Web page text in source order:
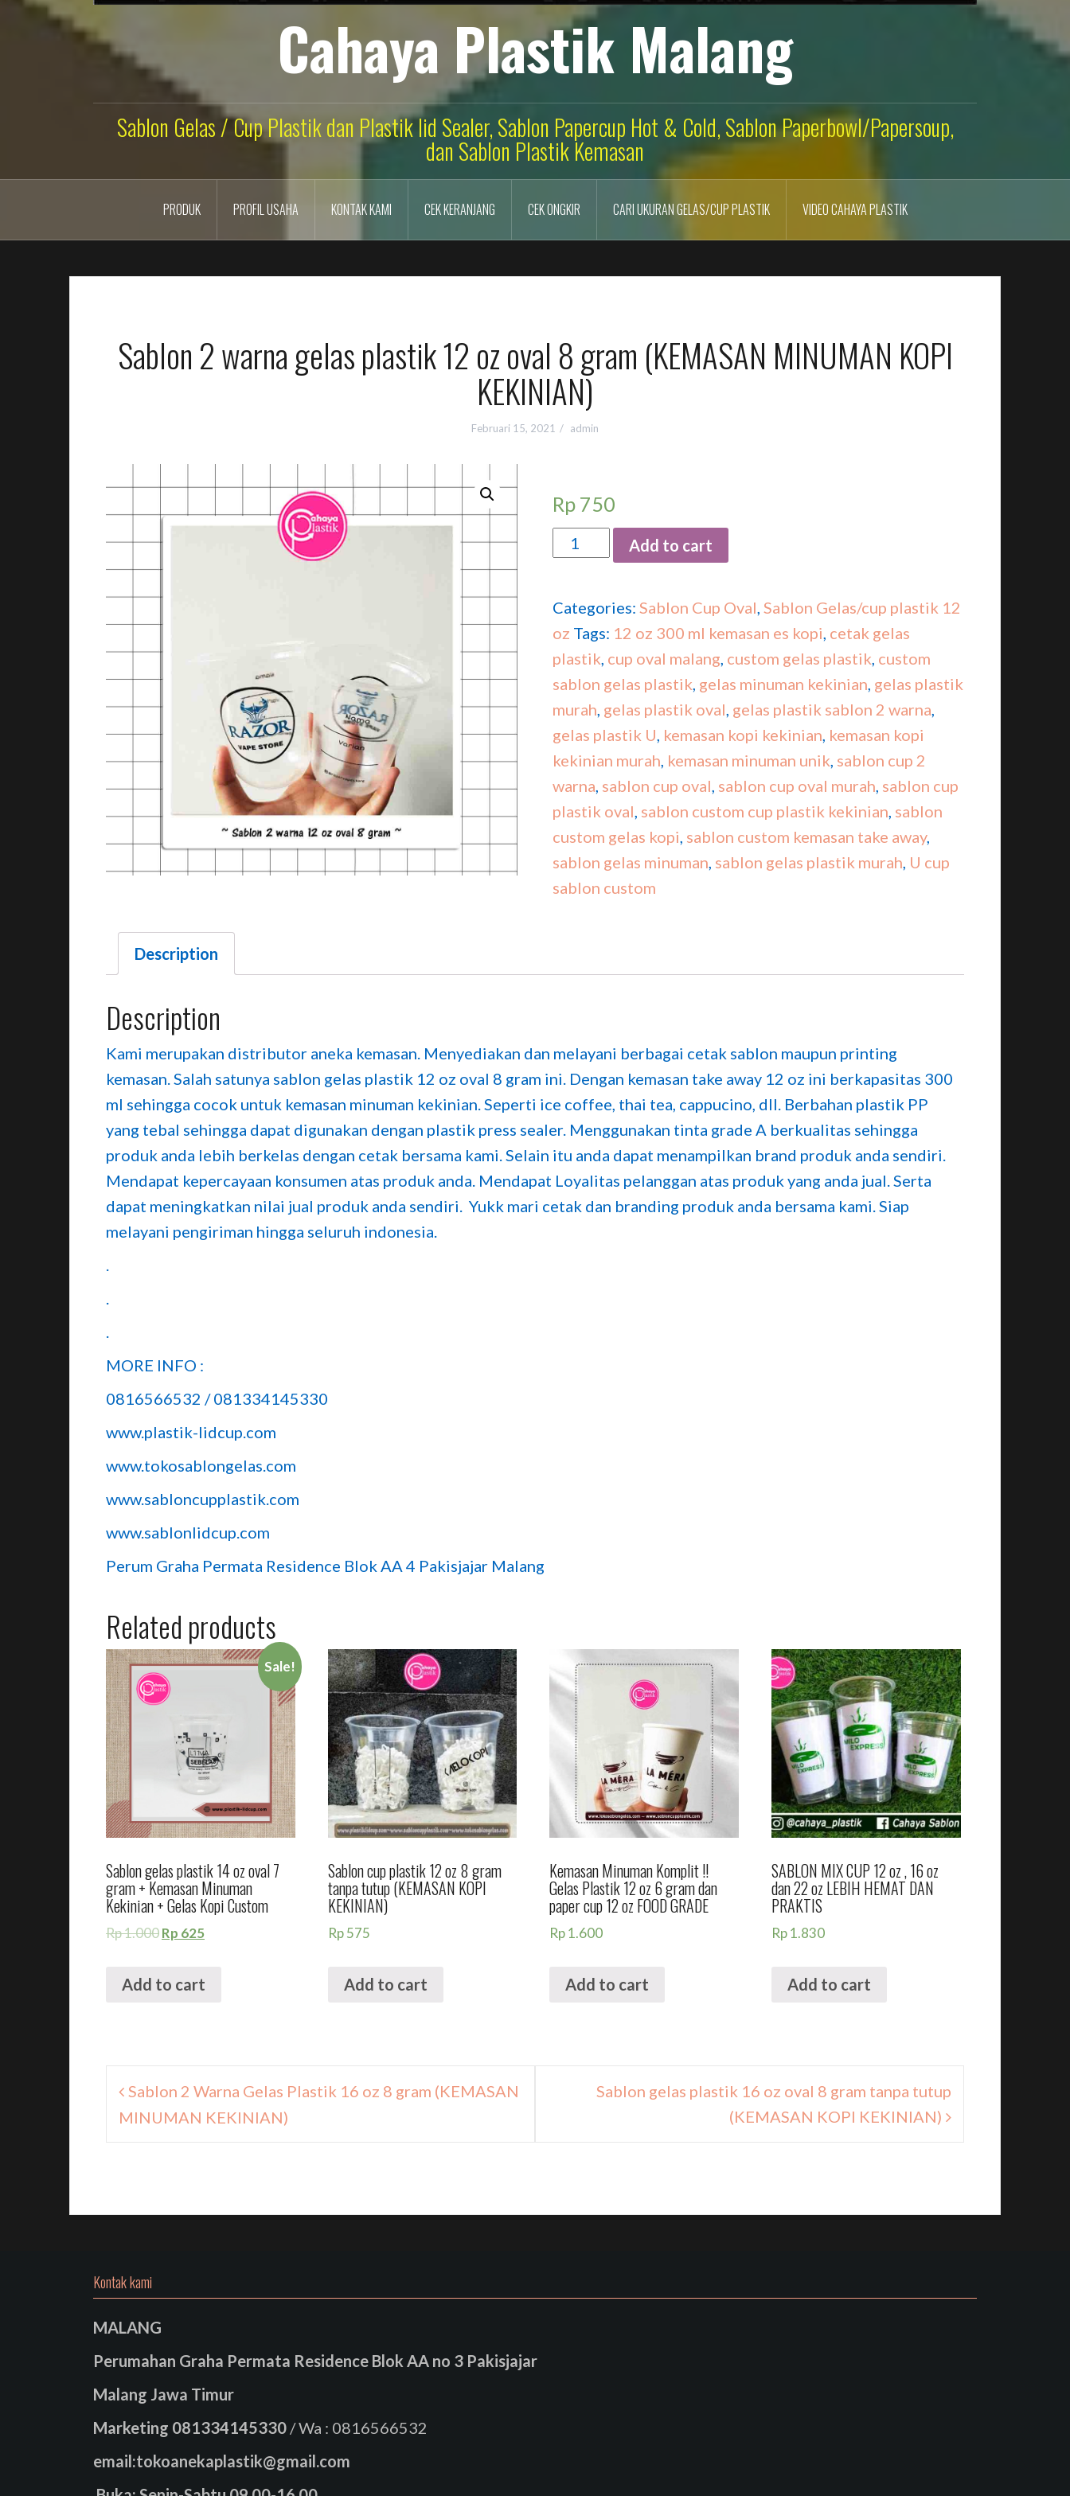
Cahaya Plastik Malang
Sablon Gelas / Cup Plastik dan Plastik lid Sealer, Sablon Papercup Hot & Cold, Sablon Paperbowl/Papersoup,
dan Sablon Plastik Kemasan
PRODUK PROFIL USAHA KONTAK KAMI CEK KERANJANG CEK ONGKIR CARI UKURAN GELAS/CUP PLASTIK VIDEO CAHAYA PLASTIK
Sablon 2 warna gelas plastik 12 oz oval 8 gram (KEMASAN MINUMAN KOPI
KEKINIAN)
Februari 15, 2021 admin
Rp750
Quantity Add to cart
Categories: Sablon Cup Oval, Sablon Gelas/cup plastik 12
oz Tags: 12 oz 300 ml kemasan es kopi, cetak gelas
plastik, cup oval malang, custom gelas plastik, custom
sablon gelas plastik, gelas minuman kekinian, gelas plastik
murah, gelas plastik oval, gelas plastik sablon 2 warna,
gelas plastik U, kemasan kopi kekinian, kemasan kopi
kekinian murah, kemasan minuman unik, sablon cup 2
warna, sablon cup oval, sablon cup oval murah, sablon cup
plastik oval, sablon custom cup plastik kekinian, sablon
custom gelas kopi, sablon custom kemasan take away,
sablon gelas minuman, sablon gelas plastik murah, U cup
sablon custom
Description
Description
Kami merupakan distributor aneka kemasan. Menyediakan dan melayani berbagai cetak sablon maupun printing
kemasan. Salah satunya sablon gelas plastik 12 oz oval 8 gram ini. Dengan kemasan take away 12 oz ini berkapasitas 300
ml sehingga cocok untuk kemasan minuman kekinian. Seperti ice coffee, thai tea, cappucino, dll. Berbahan plastik PP
yang tebal sehingga dapat digunakan dengan plastik press sealer. Menggunakan tinta grade A berkualitas sehingga
produk anda lebih berkelas dengan cetak bersama kami. Selain itu anda dapat menampilkan brand produk anda sendiri.
Mendapat kepercayaan konsumen atas produk anda. Mendapat Loyalitas pelanggan atas produk yang anda jual. Serta
dapat meningkatkan nilai jual produk anda sendiri. Yukk mari cetak dan branding produk anda bersama kami. Siap
melayani pengiriman hingga seluruh indonesia.
MORE INFO :
0816566532 / 081334145330
www.plastik-lidcup.com
www.tokosablongelas.com
www.sabloncupplastik.com
www.sablonlidcup.com
Perum Graha Permata Residence Blok AA 4 Pakisjajar Malang
Related products
Sale!
Sablon gelas plastik 14 oz oval 7
gram + Kemasan Minuman
Kekinian + Gelas Kopi Custom
Rp1.000Rp 625
Add to cart
Sablon cup plastik 12 oz 8 gram
tanpa tutup (KEMASAN KOPI
KEKINIAN)
Rp575
Add to cart
Kemasan Minuman Komplit !!
Gelas Plastik 12 oz 6 gram dan
paper cup 12 oz FOOD GRADE
Rp1.600
Add to cart
SABLON MIX CUP 12 oz , 16 oz
dan 22 oz LEBIH HEMAT DAN
PRAKTIS
Rp1.830
Add to cart
Navigasi
pos
Sablon 2 Warna Gelas Plastik 16 oz 8 gram (KEMASAN
MINUMAN KEKINIAN)
Sablon gelas plastik 16 oz oval 8 gram tanpa tutup
(KEMASAN KOPI KEKINIAN)
Kontak kami
MALANG
Perumahan Graha Permata Residence Blok AA no 3 Pakisjajar
Malang Jawa Timur
Marketing 081334145330 / Wa : 0816566532
email:tokoanekaplastik@gmail.com